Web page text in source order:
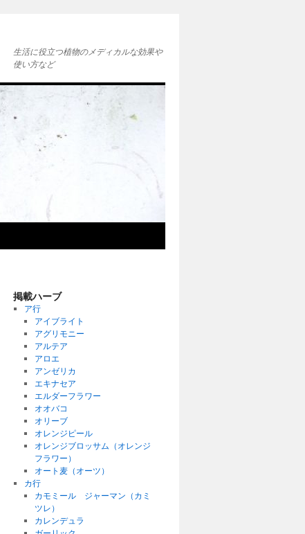
生活に役立つ植物のメディカルな効果や
使い方など
掲載ハーブ
ア行
アイブライト
アグリモニー
アルテア
アロエ
アンゼリカ
エキナセア
エルダーフラワー
オオバコ
オリーブ
オレンジピール
オレンジブロッサム（オレンジ
フラワー）
オート麦（オーツ）
カ行
カモミール ジャーマン（カミ
ツレ）
カレンデュラ